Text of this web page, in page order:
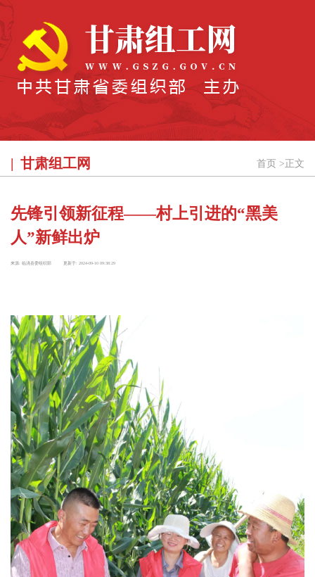
甘肃组工网 首页 > 正文
先锋引领新征程——村上引进的“黑美
人”新鲜出炉
来源: 临洮县委组织部 更新于: 2024-09-10 09:38:29